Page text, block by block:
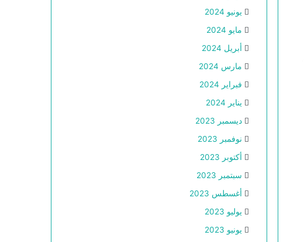
يونيو 2024
مايو 2024
أبريل 2024
مارس 2024
فبراير 2024
يناير 2024
ديسمبر 2023
نوفمبر 2023
أكتوبر 2023
سبتمبر 2023
أغسطس 2023
يوليو 2023
يونيو 2023